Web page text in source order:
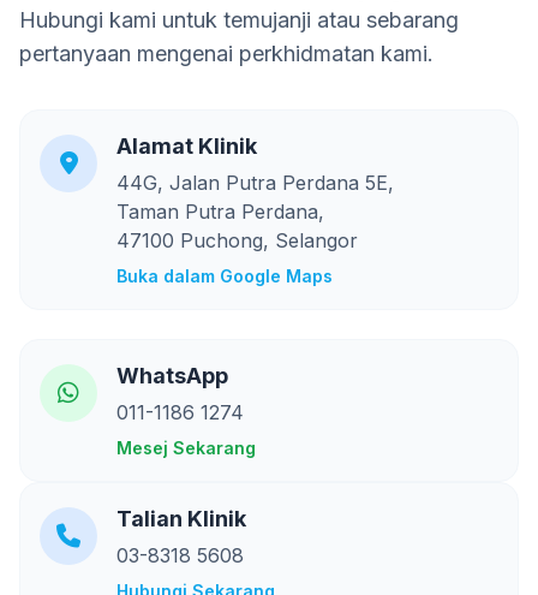
Hubungi kami untuk temujanji atau sebarang
pertanyaan mengenai perkhidmatan kami.
Alamat Klinik
44G, Jalan Putra Perdana 5E,
Taman Putra Perdana,
47100 Puchong, Selangor
Buka dalam Google Maps
WhatsApp
011-1186 1274
Mesej Sekarang
Talian Klinik
03-8318 5608
Hubungi Sekarang